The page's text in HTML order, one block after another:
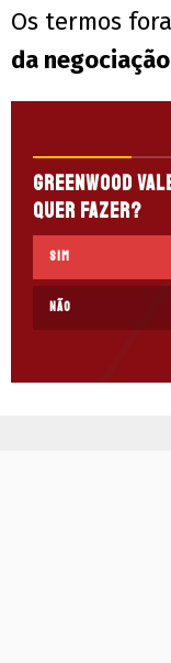
Os termos
da
Greenwood
quer fazer?
Sim
Não